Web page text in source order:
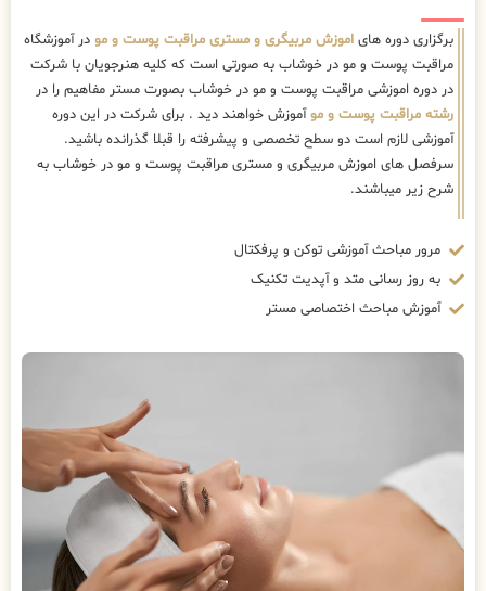
برگزاری دوره های اموزش مربیگری و مستری مراقبت پوست و مو در آموزشگاه
مراقبت پوست و مو در خوشاب به صورتی است که کلیه هنرجویان با شرکت
در دوره اموزشی مراقبت پوست و مو در خوشاب بصورت مستر مفاهیم را در
رشته مراقبت پوست و موآموزش خواهند دید . برای شرکت در این دوره
آموزشی لازم است دو سطح تخصصی و پیشرفته را قبلا گذرانده باشید.
سرفصل های اموزش مربیگری و مستری مراقبت پوست و مو در خوشاب به
شرح زیر میباشند.
مرور مباحث آموزشی توکن و پرفکتال
به روز رسانی متد و آپدیت تکنیک
آموزش مباحث اختصاصی مستر